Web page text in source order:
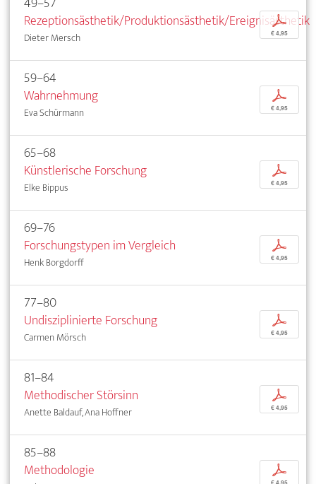
Rezeptionsästhetik/Produktionsästhetik/Ereignisästhetik
Dieter Mersch
p
€ 4,95
59–64
Wahrnehmung
Eva Schürmann
p
€ 4,95
65–68
Künstlerische Forschung
Elke Bippus
p
€ 4,95
69–76
Forschungstypen im Vergleich
Henk Borgdorff
p
€ 4,95
77–80
Undisziplinierte Forschung
Carmen Mörsch
p
€ 4,95
81–84
Methodischer Störsinn
Anette Baldauf, Ana Hoffner
p
€ 4,95
85–88
Methodologie
p